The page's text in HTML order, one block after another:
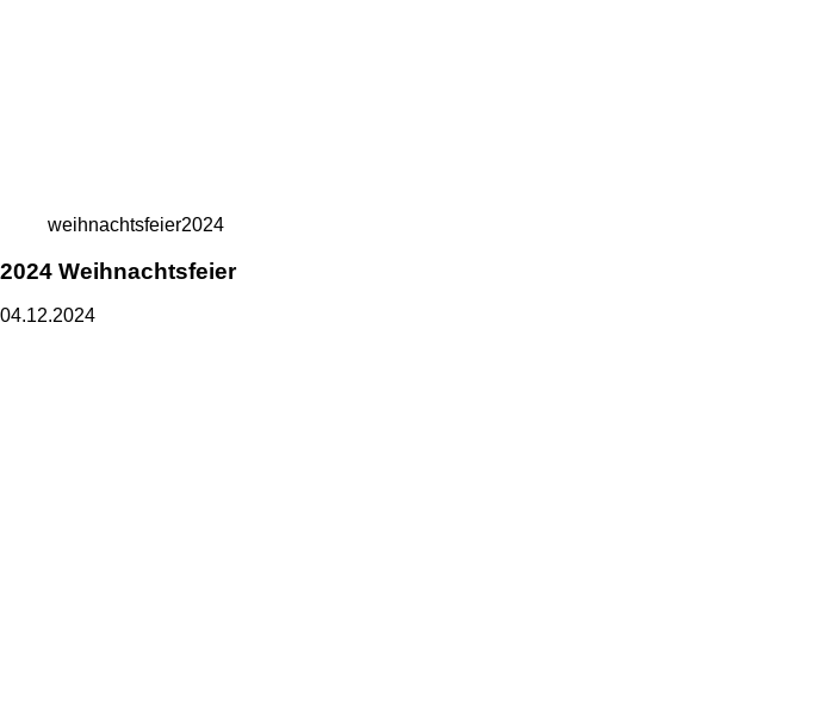
weihnachtsfeier2024
2024 Weihnachtsfeier
04.12.2024